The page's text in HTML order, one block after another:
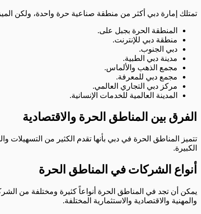
تمتلك إمارة دبي أكثر من منطقة صناعية حرة واحدة، ولكن
المنطقة الحرة بجبل على.
منطقة دبي للإنترنت.
دبي الجنوب.
مدينة دبي الطبية.
مجمع الذهب والألماس.
مجمع دبي للمعرفة.
مركز دبي التجاري العالمي.
المدينة العالمية للخدمات الإنسانية.
الفرق بين المناطق الحرة والاقتصادية
تتميز المناطق الحرة في دبي بأنها تقدم الكثير من التسهيلات
الكبيرة.
أنواع الشركات في المناطق الحرة
يمكن أن تجد في المناطق الحرة أنواعاً كثيرة ومختلفة من
والمهنية والاقتصادية والاستثمارية المختلفة.